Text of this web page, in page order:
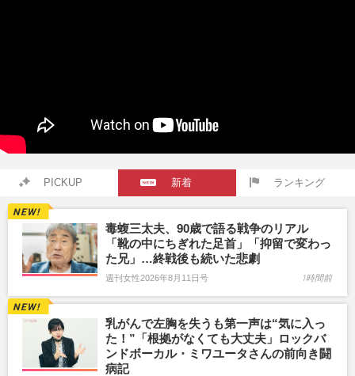
PICKUP 新着 ランキング
毒蝮三太夫、90歳で語る戦争のリアル
「靴の中にちぎれた足首」「抑留で変わっ
た兄」…終戦後も続いた悲劇
週刊女性2026年8月11日号 1時間前
乳がんで左胸を失うも第一声は“気に入っ
た！”「根拠がなくても大丈夫」ロックバ
ンドボーカル・ミワユータさんの前向き闘
病記